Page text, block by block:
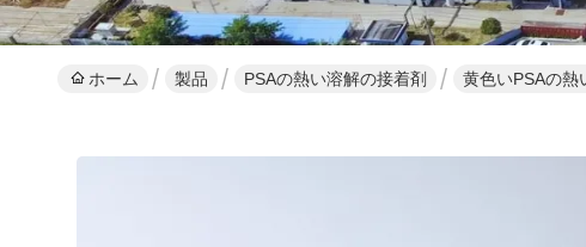
ホーム 製品 PSAの熱い溶解の接着剤 黄色いPSAの熱